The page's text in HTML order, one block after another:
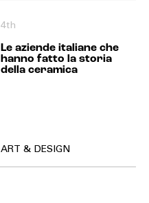
4th
Le aziende italiane che
hanno fatto la storia
della ceramica
ART & DESIGN